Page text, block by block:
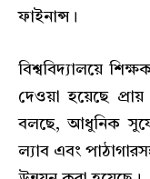
ফাইনান্স।
বিশ্ববিদ্যালয়ে
দেওয়া হয়েছে
বলছে, আধুনিক
ল্যাব এবং